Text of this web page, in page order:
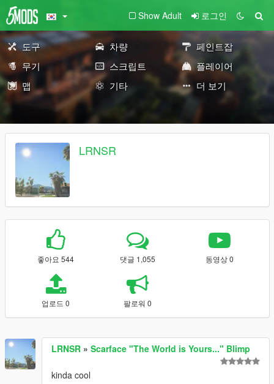
Show Adult 로그인
도구 차량
페인트잡
무기
스크립트
플레이어
맵
기타 더 보기
LRNSR
좋아요 544 댓글 1,055 동영상 0
업로드 0 팔로워 0
LRNSR » Scarface "The World is Yours..." Blimp
kinda cool